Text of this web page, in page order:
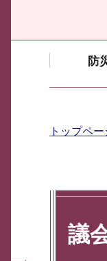
防
トップペー
議